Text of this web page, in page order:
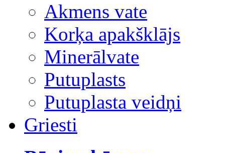
Akmens vate
Korķa apakšklājs
Minerālvate
Putuplasts
Putuplasta veidņi
Griesti